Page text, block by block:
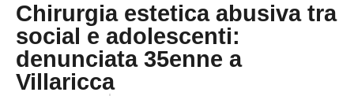
Chirurgia estetica abusiva tra
social e adolescenti:
denunciata 35enne a
Villaricca